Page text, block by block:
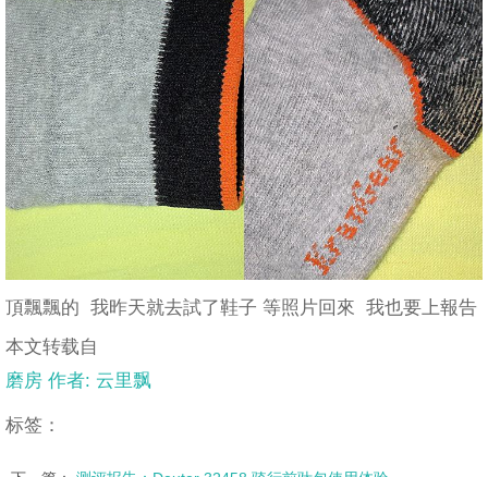
頂飄飄的 我昨天就去試了鞋子 等照片回來 我也要上報告
本文转载自
磨房 作者: 云里飘
标签：